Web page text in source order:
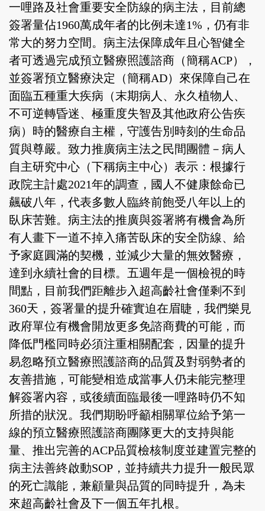
一哩路及社會重要安全防線的病主法，目前總
簽署量佔1960萬成年者的比例未達1%，仍有非
常大的努力空間。病主法保障成年且心智健全
者可透過完成預立醫療照護諮商（簡稱ACP），
並簽署預立醫療決定（簡稱AD）來保障自己在
面臨五種重大疾病（末期病人、永久植物人、
不可逆轉昏迷、極重度失智及其他政府公告疾
病）時的醫療自主權，守護告別時刻的生命品
質與尊嚴。致力推廣病主法之民間團體－病人
自主研究中心（下稱病主中心）表示：根據行
政院主計處2021年的調查，國人不健康餘命已
飆破八年，代表多數人臨終前飽受八年以上的
臥床苦難。病主法的推廣與簽署將有機會為所
有人畫下一道不掉入痛苦臥床的安全防線、給
予家庭圓滿的契機，並減少大量的無效醫療，
達到永續社會的目標。五週年是一個檢視的時
間點，目前我們距離步入超高齡社會僅剩不到
360天，簽署量的提升確實迫在眉睫，我們樂見
政府單位有機會開放更多免諮商費的可能，而
降低門檻同時必須注重相關配套，因量的提升
易忽略預立醫療照護諮商的品質及對弱勢者的
友善措施，可能變相造成當事人仍未能完整理
解簽署內容，或後續面臨最後一哩路時仍不知
所措的狀況。我們期盼呼籲相關單位給予第一
線的預立醫療照護諮商團隊更大的支持與能
量、推出完善的ACP品質檢核制度並建置完整的
病主法善終啟動SOP，並持續共力提升一般民眾
的死亡識能，兼顧量與品質的同時提升，為未
來超高齡社會及下一個五年扎根。